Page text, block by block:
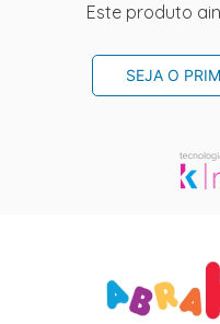
Este produto
SEJA O